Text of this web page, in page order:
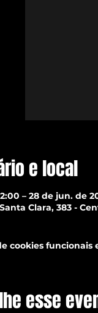
e local
– 28 de jun. de
Clara, 383 -
cookies funcionais
esse